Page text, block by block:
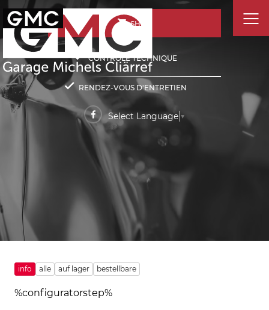
SHOP
CONTRÔLE TECHNIQUE
RENDEZ-VOUS D'ENTRETIEN
Select Language ▼
info alle auf lager bestellbare
%configuratorstep%